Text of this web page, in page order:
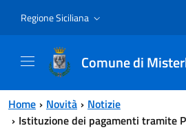
Regione Siciliana
Comune di
Home Novità
Notizie
Istituzione dei pagamenti tramite